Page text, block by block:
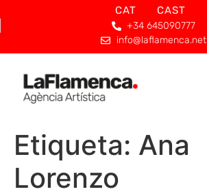
CAT CAST
+34 645090777
info@laflamenca.net
Etiqueta: Ana
Lorenzo